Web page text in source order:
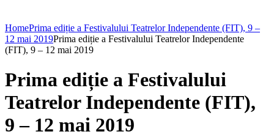
HomePrima ediție a Festivalului Teatrelor Independente (FIT), 9 –
12 mai 2019Prima ediție a Festivalului Teatrelor Independente
(FIT), 9 – 12 mai 2019
Prima ediție a Festivalului
Teatrelor Independente (FIT),
9 – 12 mai 2019